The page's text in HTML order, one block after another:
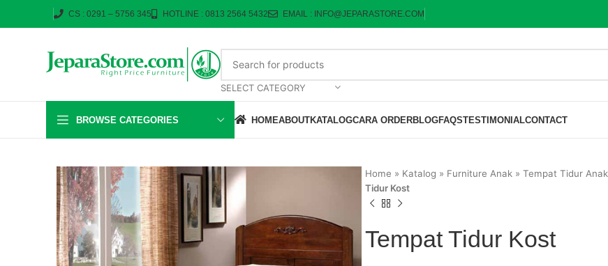
CS : 0291 – 5756 345 HOTLINE : 0813 2564 5432 EMAIL : INFO@JEPARASTORE.COM
SELECT CATEGORY
BROWSE CATEGORIES HOMEABOUTKATALOGCARA ORDERBLOGFAQSTESTIMONIALCONTACT
Home » Katalog » Furniture Anak » Tempat Tidur Anak
Tidur Kost
Tempat Tidur Kost